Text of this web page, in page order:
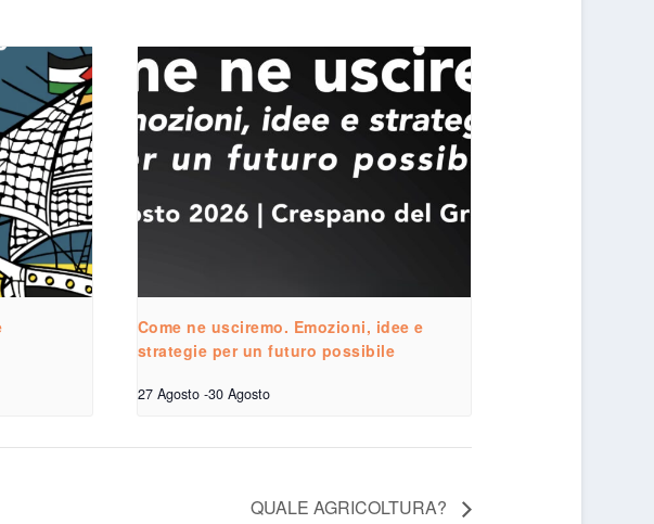
Come ne usciremo. Emozioni, idee e
strategie per un futuro possibile
27 Agosto -30 Agosto
QUALE AGRICOLTURA?